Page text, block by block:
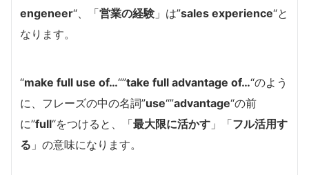
engeneer“、「営業の経験 」は”sales experience“と
なります。
“make full use of…“”take full advantage of…“のよう
に、フレーズの中の名詞”use“”advantage“の前
に”full“をつけると、「最大限に活かす 」「フル活用す
る 」の意味になります。